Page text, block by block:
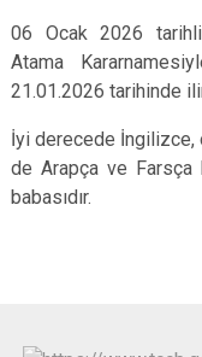
06 Ocak 2026 tarihli
Atama
21.01.2026 tarihinde
İyi derecede İngilizce,
de Arapça ve
babasıdır.